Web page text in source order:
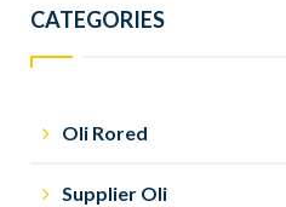
CATEGORIES
Oli Rored
Supplier Oli